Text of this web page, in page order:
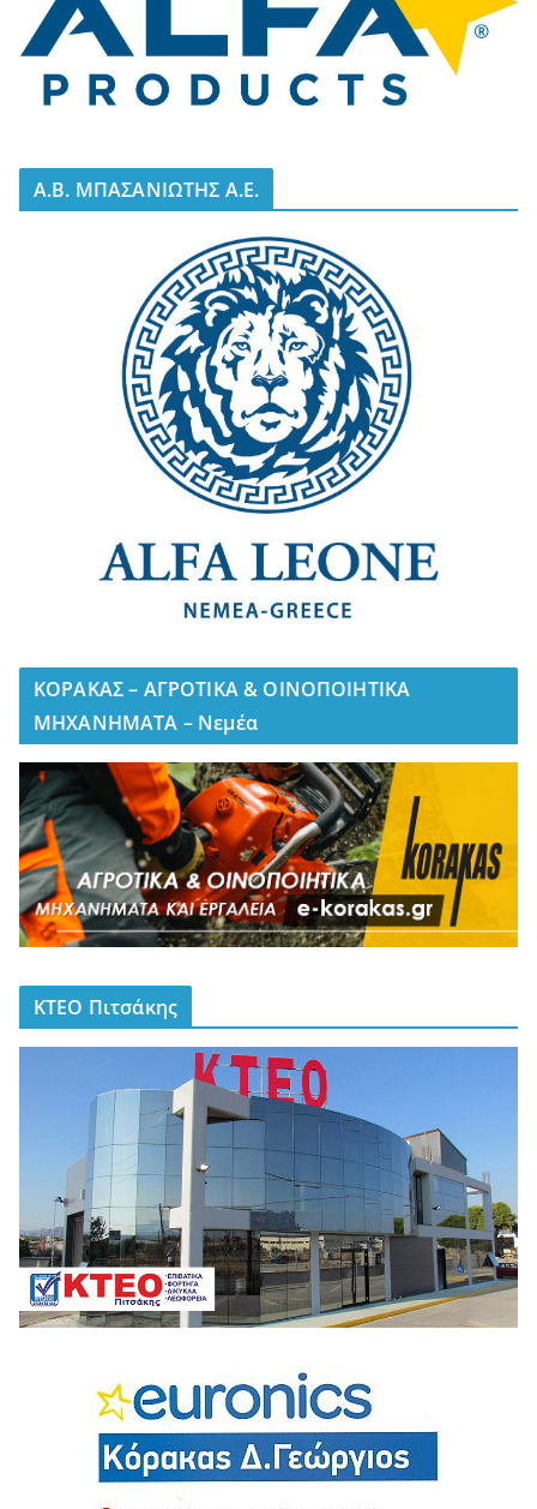
A.B. ΜΠΑΣΑΝΙΩΤΗΣ Α.Ε.
ΚΟΡΑΚΑΣ – ΑΓΡΟΤΙΚΑ & ΟΙΝΟΠΟΙΗΤΙΚΑ
ΜΗΧΑΝΗΜΑΤΑ – Νεμέα
ΚΤΕΟ Πιτσάκης